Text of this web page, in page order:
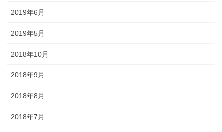
2019年6月
2019年5月
2018年10月
2018年9月
2018年8月
2018年7月